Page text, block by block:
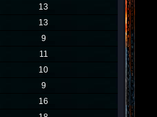
13
13
9
11
10
9
16